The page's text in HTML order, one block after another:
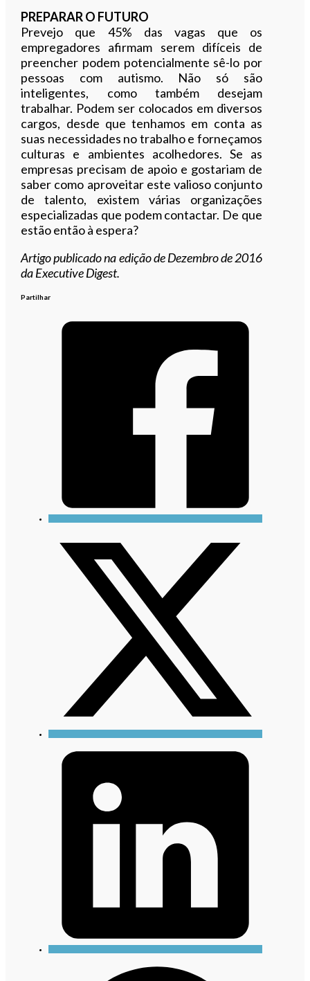
PREPARAR O FUTURO
Prevejo que 45% das vagas que os
empregadores afirmam serem difíceis de
preencher podem potencialmente sê-lo por
pessoas com autismo. Não só são
inteligentes, como também desejam
trabalhar. Podem ser colocados em diversos
cargos, desde que tenhamos em conta as
suas necessidades no trabalho e forneçamos
culturas e ambientes acolhedores. Se as
empresas precisam de apoio e gostariam de
saber como aproveitar este valioso conjunto
de talento, existem várias organizações
especializadas que podem contactar. De que
estão então à espera?
Artigo publicado na edição de Dezembro de 2016
da Executive Digest.
Partilhar